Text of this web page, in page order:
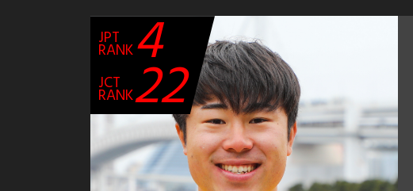
JPT
RANK4
JCT
RANK22